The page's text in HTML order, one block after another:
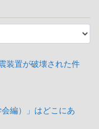
装置が破壊された件
編）」はどこにあ